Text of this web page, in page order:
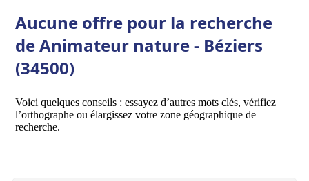
Aucune offre pour la recherche
de Animateur nature - Béziers
(34500)
Voici quelques conseils : essayez d’autres mots clés, vérifiez
l’orthographe ou élargissez votre zone géographique de
recherche.